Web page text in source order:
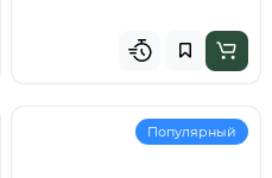
Популярный